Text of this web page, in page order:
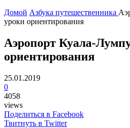
Домой Азбука путешественника
уроки ориентирования
Аэропорт Куала-
ориентирования
25.01.2019
0
4058
views
Поделиться в Facebook
Твитнуть в Twitter